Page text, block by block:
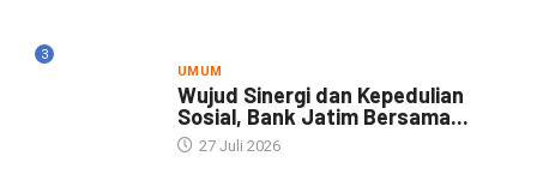
3
UMUM
Wujud Sinergi dan Kepedulian
Sosial, Bank Jatim Bersama...
27 Juli 2026